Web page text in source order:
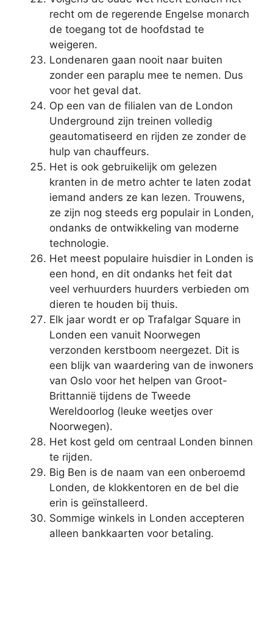
recht om de regerende Engelse monarch
de toegang tot de hoofdstad te
weigeren.
Londenaren gaan nooit naar buiten
zonder een paraplu mee te nemen. Dus
voor het geval dat.
Op een van de filialen van de London
Underground zijn treinen volledig
geautomatiseerd en rijden ze zonder de
hulp van chauffeurs.
Het is ook gebruikelijk om gelezen
kranten in de metro achter te laten zodat
iemand anders ze kan lezen. Trouwens,
ze zijn nog steeds erg populair in Londen,
ondanks de ontwikkeling van moderne
technologie.
Het meest populaire huisdier in Londen is
een hond, en dit ondanks het feit dat
veel verhuurders huurders verbieden om
dieren te houden bij thuis.
Elk jaar wordt er op Trafalgar Square in
Londen een vanuit Noorwegen
verzonden kerstboom neergezet. Dit is
een blijk van waardering van de inwoners
van Oslo voor het helpen van Groot-
Brittannië tijdens de Tweede
Wereldoorlog (leuke weetjes over
Noorwegen).
Het kost geld om centraal Londen binnen
te rijden.
Big Ben is de naam van een onberoemd
Londen, de klokkentoren en de bel die
erin is geïnstalleerd.
Sommige winkels in Londen accepteren
alleen bankkaarten voor betaling.